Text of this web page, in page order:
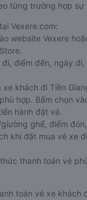
từng trường hợp sự
Vexere.com:
website Vexere
điểm đến, ngày đi,
xe khách đi Tiền
hợp. Bấm chọn
hành đặt vé.
ghế, điểm
khi đặt mua vé xe
thanh toán vé
toán vé xe khách